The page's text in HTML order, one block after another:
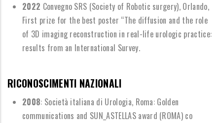
2022 Convegno SRS (Society of Robotic surgery), Orlando,
First prize for the best poster “The diffusion and the role
of 3D imaging reconstruction in real-life urologic practice:
results from an International Survey.
RICONOSCIMENTI NAZIONALI
2008: Società italiana di Urologia, Roma: Golden
communications and SUN_ASTELLAS award (ROMA) co